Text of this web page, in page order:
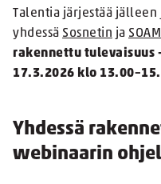
Talentia järjestää
yhdessä Sosnetin ja
rakennettu tulevaisuus
17.3.2026 klo
Yhdessä
webinaarin